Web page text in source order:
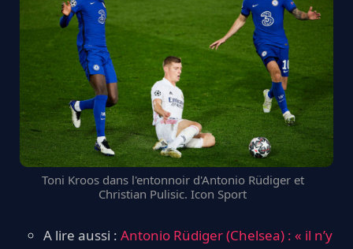
Toni Kroos dans l'entonnoir d'Antonio Rüdiger et
Christian Pulisic. Icon Sport
A lire aussi : Antonio Rüdiger (Chelsea) : « il n’y